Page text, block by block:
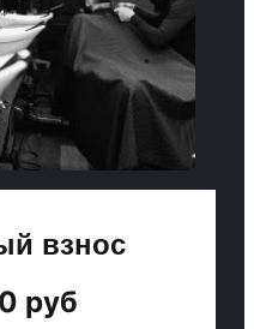
взнос
руб